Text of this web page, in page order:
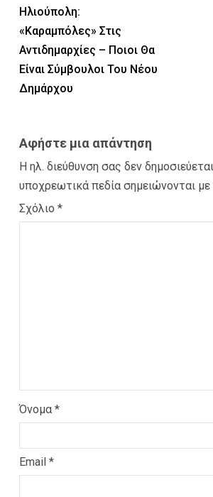
Ηλιούπολη:
«Καραμπόλες» Στις
Αντιδημαρχίες – Ποιοι Θα
Είναι Σύμβουλοι Του Νέου
Δημάρχου
Αφήστε μια απάντηση
Η ηλ. διεύθυνση σας δεν
υποχρεωτικά πεδία σημειώνονται με
Σχόλιο *
Όνομα *
Email *